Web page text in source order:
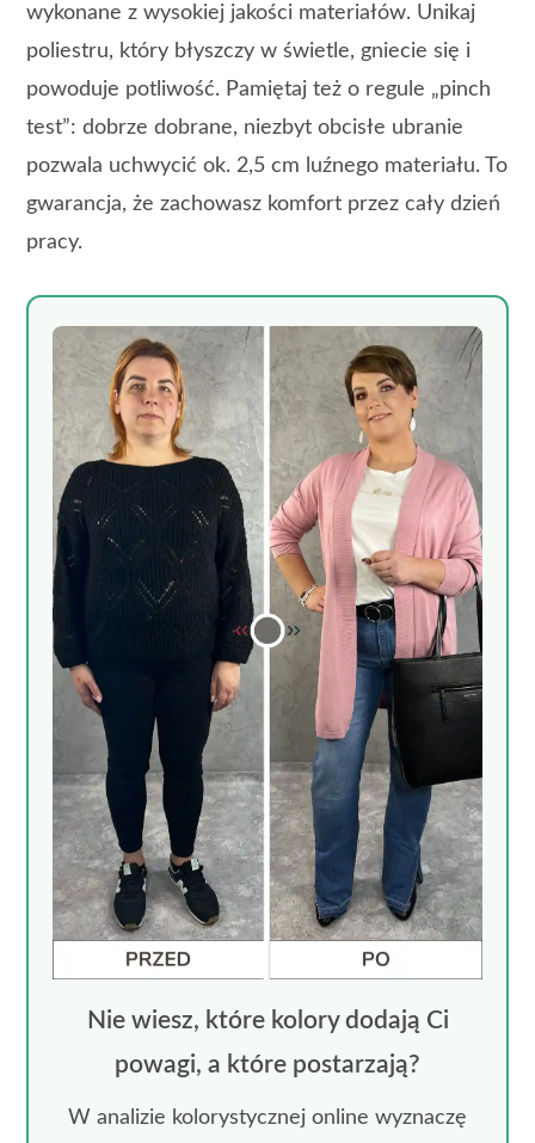
wykonane z wysokiej jakości materiałów. Unikaj
poliestru, który błyszczy w świetle, gniecie się i
powoduje potliwość. Pamiętaj też o regule „pinch
test”: dobrze dobrane, niezbyt obcisłe ubranie
pozwala uchwycić ok. 2,5 cm luźnego materiału. To
gwarancja, że zachowasz komfort przez cały dzień
pracy.
Nie wiesz, które kolory dodają Ci
powagi, a które postarzają?
W analizie kolorystycznej online wyznaczę